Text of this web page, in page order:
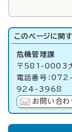
このページに関
危機管理課
〒581-0003
電話番号：
924-3968
お問い合わ